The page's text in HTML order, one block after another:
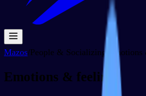
Mazos/People & Socializing
Emotions & feelings